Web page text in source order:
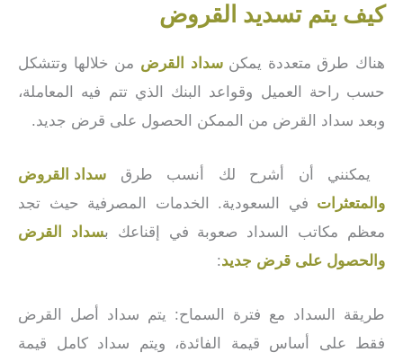
كيف يتم تسديد القروض
هناك طرق متعددة يمكن سداد القرض من خلالها وتتشكل
حسب راحة العميل وقواعد البنك الذي تتم فيه المعاملة،
وبعد سداد القرض من الممكن الحصول على قرض جديد.
يمكنني أن أشرح لك أنسب طرق
سداد القروض
والمتعثرات في السعودية. الخدمات المصرفية حيث تجد
معظم مكاتب السداد صعوبة في إقناعك بسداد القرض
والحصول على قرض جديد:
طريقة السداد مع فترة السماح: يتم سداد أصل القرض
فقط على أساس قيمة الفائدة، ويتم سداد كامل قيمة